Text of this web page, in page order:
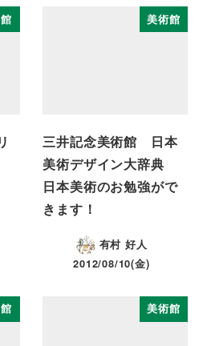
美術館
三井記念美術館 日本
美術デザイン大辞典
日本美術のお勉強がで
きます！
有村 好人
2012/08/10(金)
美術館